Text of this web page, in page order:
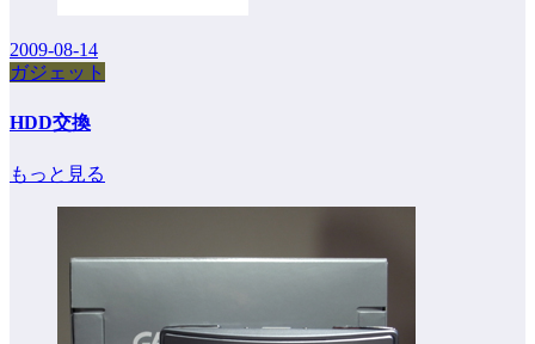
2009-08-14
ガジェット
HDD交換
もっと見る